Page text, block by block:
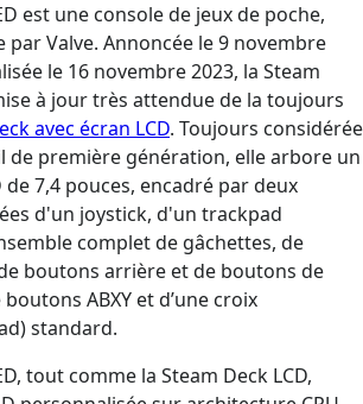
est une console de jeux de poche,
Valve. Annoncée le 9 novembre
le 16 novembre 2023, la Steam
à jour très attendue de la toujours
avec écran LCD. Toujours considérée
de première génération, elle arbore un
de 7,4 pouces, encadré par deux
d'un joystick, d'un trackpad
complet de gâchettes, de
boutons arrière et de boutons de
ABXY et d’une croix
standard.
tout comme la Steam Deck LCD,